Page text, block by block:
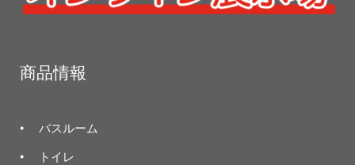
商品情報
バスルーム
トイレ